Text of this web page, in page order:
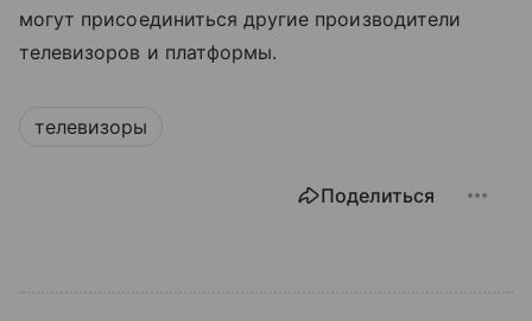
могут присоединиться другие производители
телевизоров и платформы.
телевизоры
Поделиться